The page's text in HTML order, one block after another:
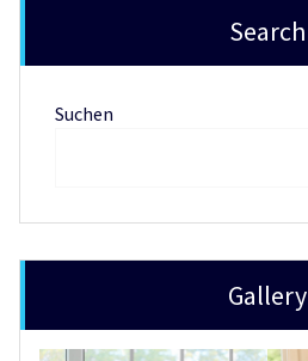
Search
Suchen
Gallery